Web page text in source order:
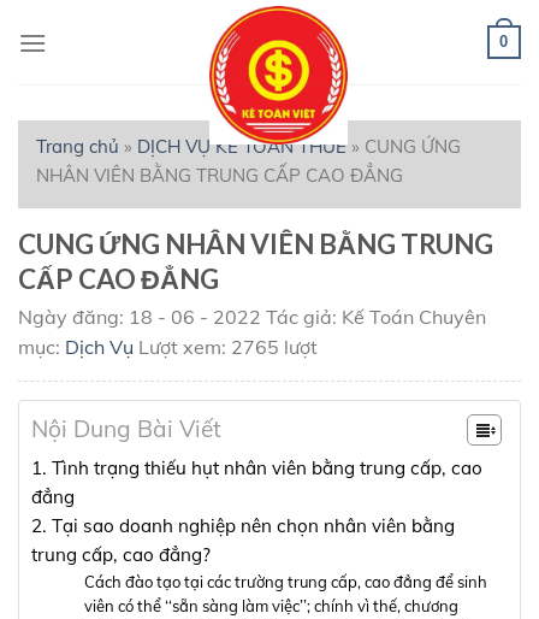
0
Trang chủ » DỊCH VỤ KẾ TOÁN THUẾ» CUNG ỨNG
NHÂN VIÊN BẰNG TRUNG CẤP CAO ĐẲNG
CUNG ỨNG NHÂN VIÊN BẰNG TRUNG
CẤP CAO ĐẲNG
Ngày đăng: 18 - 06 - 2022 Tác giả: Kế Toán Chuyên
mục: Dịch Vụ Lượt xem: 2765 lượt
Nội Dung Bài Viết
1. Tình trạng thiếu hụt nhân viên bằng trung cấp, cao
đẳng
2. Tại sao doanh nghiệp nên chọn nhân viên bằng
trung cấp, cao đẳng?
Cách đào tạo tại các trường trung cấp, cao đẳng để sinh
viên có thể ‘‘sẵn sàng làm việc’’; chính vì thế, chương